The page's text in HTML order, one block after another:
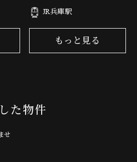
JR兵庫駅
もっと見る
た物件
せ